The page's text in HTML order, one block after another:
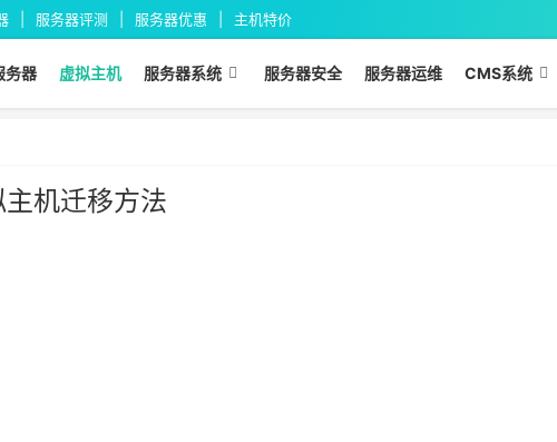
服务器评测 服务器优惠 主机特价
务器 虚拟主机 服务器系统 服务器安全 服务器运维 CMS系统
机迁移方法